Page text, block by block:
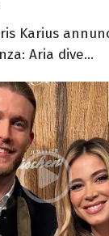
Karius
Aria dive...